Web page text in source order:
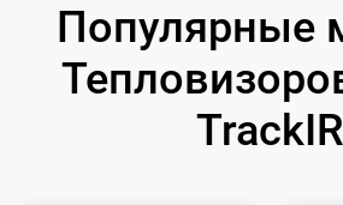
Популярные
TrackIR